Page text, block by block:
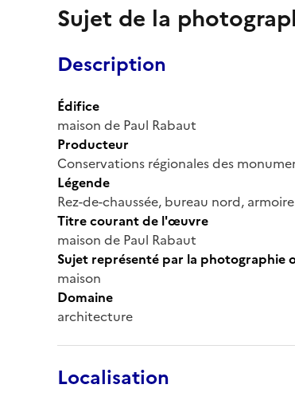
Sujet de la
Description
Édifice
maison de Paul Rabaut
Producteur
Conservations régionales des
Légende
Rez-de-chaussée, bureau nord,
Titre courant de l'œuvre
maison de Paul Rabaut
Sujet représenté par la photographie
maison
Domaine
architecture
Localisation